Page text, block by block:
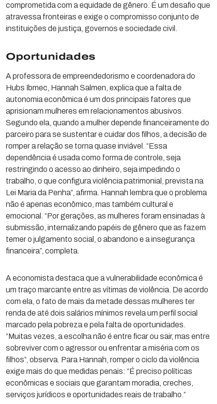
comprometida com a equidade de gênero. É um desafio que
atravessa fronteiras e exige o compromisso conjunto de
instituições de justiça, governos e sociedade civil.
Oportunidades
A professora de empreendedorismo e coordenadora do
Hubs Ibmec, Hannah Salmen, explica que a falta de
autonomia econômica é um dos principais fatores que
aprisionam mulheres em relacionamentos abusivos.
Segundo ela, quando a mulher depende financeiramente do
parceiro para se sustentar e cuidar dos filhos, a decisão de
romper a relação se torna quase inviável. “Essa
dependência é usada como forma de controle, seja
restringindo o acesso ao dinheiro, seja impedindo o
trabalho, o que configura violência patrimonial, prevista na
Lei Maria da Penha”, afirma. Hannah lembra que o problema
não é apenas econômico, mas também cultural e
emocional. “Por gerações, as mulheres foram ensinadas à
submissão, internalizando papéis de gênero que as fazem
temer o julgamento social, o abandono e a insegurança
financeira”, completa.
A economista destaca que a vulnerabilidade econômica é
um traço marcante entre as vítimas de violência. De acordo
com ela, o fato de mais da metade dessas mulheres ter
renda de até dois salários mínimos revela um perfil social
marcado pela pobreza e pela falta de oportunidades.
“Muitas vezes, a escolha não é entre ficar ou sair, mas entre
sobreviver com o agressor ou enfrentar a miséria com os
filhos”, observa. Para Hannah, romper o ciclo da violência
exige mais do que medidas penais: “É preciso políticas
econômicas e sociais que garantam moradia, creches,
serviços jurídicos e oportunidades reais de trabalho.”